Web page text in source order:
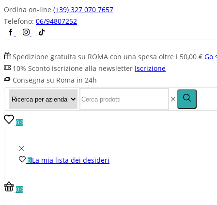
Ordina on-line (+39) 327 070 7657
Telefono: 06/94807252
Spedizione gratuita su ROMA con una spesa oltre i 50,00 € Go
10% Sconto iscrizione alla newsletter Iscrizione
Consegna su Roma in 24h
0 0
0 La mia lista dei desideri
0 0